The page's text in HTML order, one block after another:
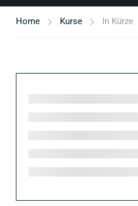
Home Kurse In Kürze